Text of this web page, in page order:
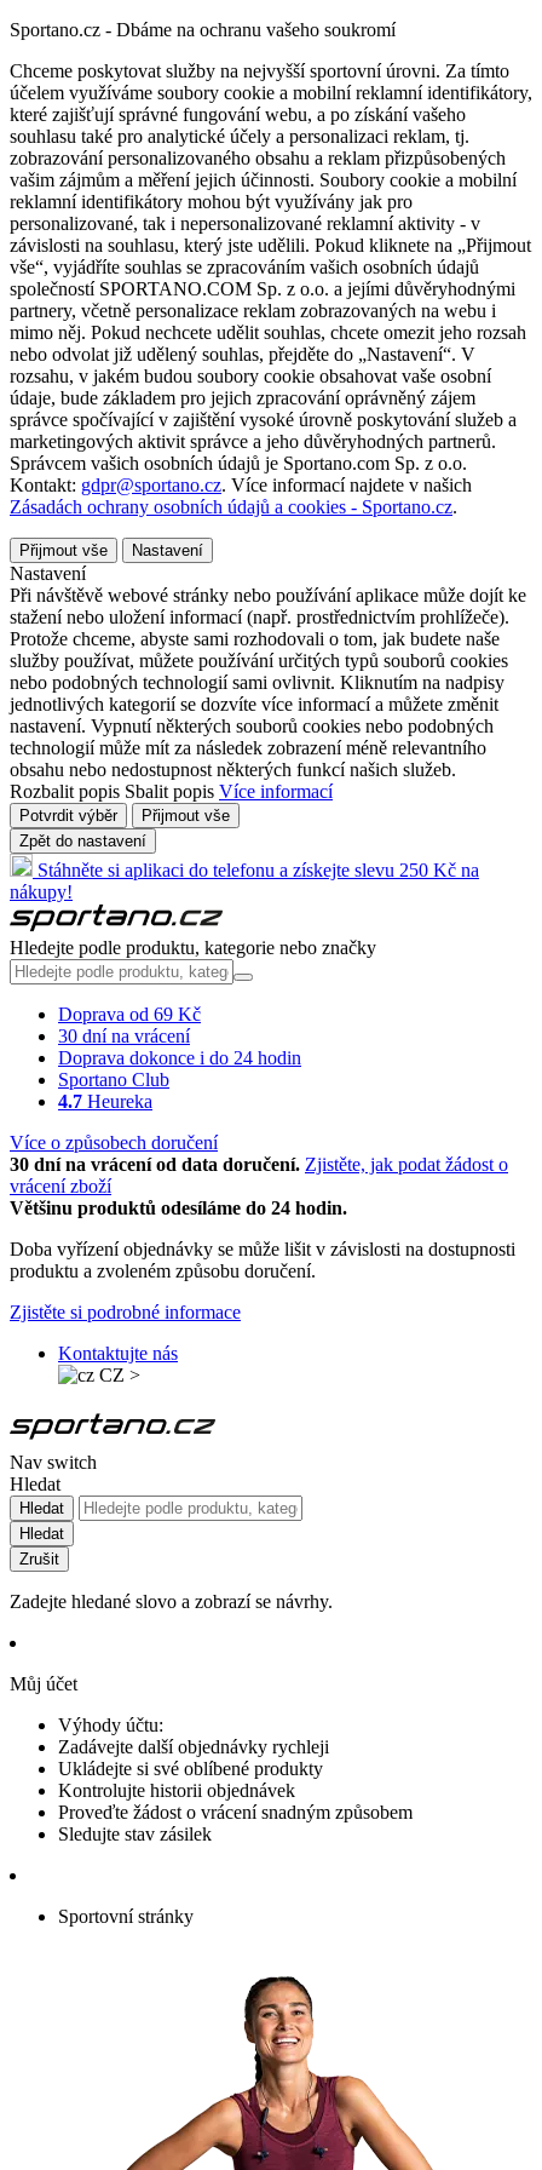
Sportano.cz - Dbáme na ochranu vašeho soukromí
Chceme poskytovat služby na nejvyšší sportovní úrovni. Za tímto
účelem využíváme soubory cookie a mobilní reklamní identifikátory,
které zajišťují správné fungování webu, a po získání vašeho
souhlasu také pro analytické účely a personalizaci reklam, tj.
zobrazování personalizovaného obsahu a reklam přizpůsobených
vašim zájmům a měření jejich účinnosti. Soubory cookie a mobilní
reklamní identifikátory mohou být využívány jak pro
personalizované, tak i nepersonalizované reklamní aktivity - v
závislosti na souhlasu, který jste udělili. Pokud kliknete na „Přijmout
vše“, vyjádříte souhlas se zpracováním vašich osobních údajů
společností SPORTANO.COM Sp. z o.o. a jejími důvěryhodnými
partnery, včetně personalizace reklam zobrazovaných na webu i
mimo něj. Pokud nechcete udělit souhlas, chcete omezit jeho rozsah
nebo odvolat již udělený souhlas, přejděte do „Nastavení“. V
rozsahu, v jakém budou soubory cookie obsahovat vaše osobní
údaje, bude základem pro jejich zpracování oprávněný zájem
správce spočívající v zajištění vysoké úrovně poskytování služeb a
marketingových aktivit správce a jeho důvěryhodných partnerů.
Správcem vašich osobních údajů je Sportano.com Sp. z o.o.
Kontakt: gdpr@sportano.cz. Více informací najdete v našich
Zásadách ochrany osobních údajů a cookies - Sportano.cz.
Přijmout vše Nastavení
Nastavení
Při návštěvě webové stránky nebo používání aplikace může dojít ke
stažení nebo uložení informací (např. prostřednictvím prohlížeče).
Protože chceme, abyste sami rozhodovali o tom, jak budete naše
služby používat, můžete používání určitých typů souborů cookies
nebo podobných technologií sami ovlivnit. Kliknutím na nadpisy
jednotlivých kategorií se dozvíte více informací a můžete změnit
nastavení. Vypnutí některých souborů cookies nebo podobných
technologií může mít za následek zobrazení méně relevantního
obsahu nebo nedostupnost některých funkcí našich služeb.
Rozbalit popis Sbalit popis Více informací
Potvrdit výběr
Přijmout vše
Zpět do nastavení
Stáhněte si aplikaci do telefonu a získejte slevu 250 Kč na
nákupy!
Hledejte podle produktu, kategorie nebo značky
Doprava od 69 Kč
30 dní na vrácení
Doprava dokonce i do 24 hodin
Sportano Club
4.7 Heureka
Více o způsobech doručení
30 dní na vrácení od data doručení. Zjistěte, jak podat žádost o
vrácení zboží
Většinu produktů odesíláme do 24 hodin.
Doba vyřízení objednávky se může lišit v závislosti na dostupnosti
produktu a zvoleném způsobu doručení.
Zjistěte si podrobné informace
Kontaktujte nás
CZ >
Nav switch
Hledat
Hledat
Hledat
Zrušit
Zadejte hledané slovo a zobrazí se návrhy.
Můj účet
Výhody účtu:
Zadávejte další objednávky rychleji
Ukládejte si své oblíbené produkty
Kontrolujte historii objednávek
Proveďte žádost o vrácení snadným způsobem
Sledujte stav zásilek
Sportovní stránky